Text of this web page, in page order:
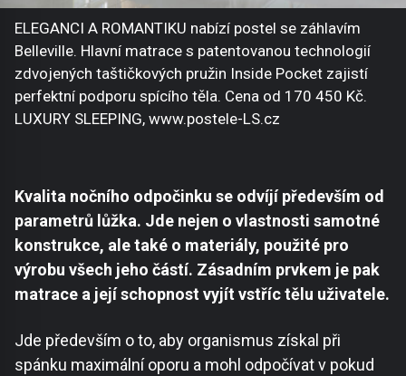
ELEGANCI A ROMANTIKU nabízí postel se záhlavím
Belleville. Hlavní matrace s patentovanou technologií
zdvojených taštičkových pružin Inside Pocket zajistí
perfektní podporu spícího těla. Cena od 170 450 Kč.
LUXURY SLEEPING, www.postele-LS.cz
Kvalita nočního odpočinku se odvíjí především od
parametrů lůžka. Jde nejen o vlastnosti samotné
konstrukce, ale také o materiály, použité pro
výrobu všech jeho částí. Zásadním prvkem je pak
matrace a její schopnost vyjít vstříc tělu uživatele.
Jde především o to, aby organismus získal při
spánku maximální oporu a mohl odpočívat v pokud